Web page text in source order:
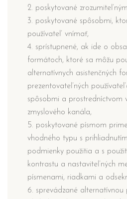
2. poskytované
3. poskytované spôsobmi,
používateľ vnímať,
4. sprístupnené, ak ide o
formátoch, ktoré sa môžu
alternatívnych asistenčných
prezentovateľných
spôsobmi a prostredníctvom
zmyslového kanála,
5. poskytované písmom
vhodného typu s
podmienky použitia a s
kontrastu a nastaviteľných
písmenami, riadkami a
6. sprevádzané alternatívnou